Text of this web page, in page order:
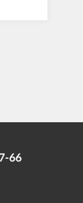
66